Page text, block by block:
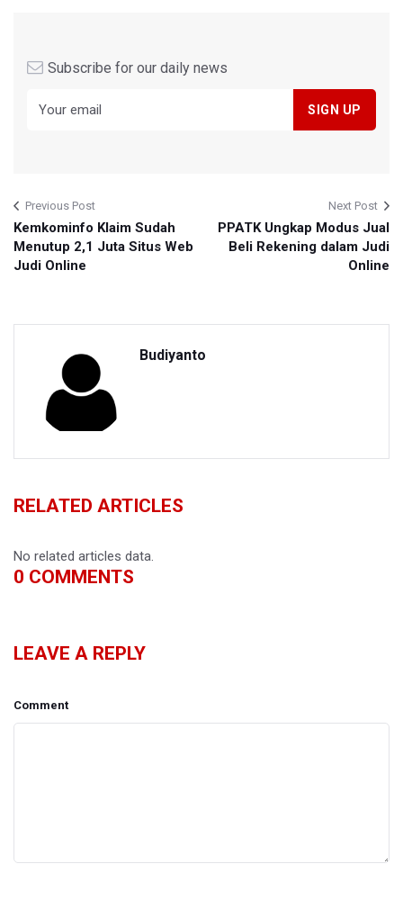
Subscribe for our daily news
Previous Post
Kemkominfo Klaim Sudah
Menutup 2,1 Juta Situs Web
Judi Online
Next Post
PPATK Ungkap Modus Jual
Beli Rekening dalam Judi
Online
Budiyanto
RELATED ARTICLES
No related articles data.
0 COMMENTS
LEAVE A REPLY
Comment